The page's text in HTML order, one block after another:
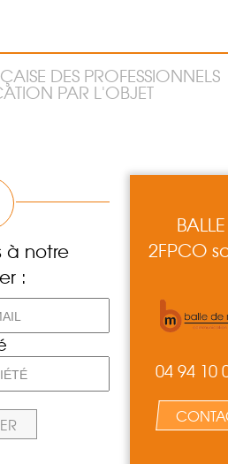
DES PROFESSIONNELS
PAR L'OBJET
à notre
:
2FPCO
04 94 10